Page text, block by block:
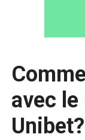
avec le
Unibet?